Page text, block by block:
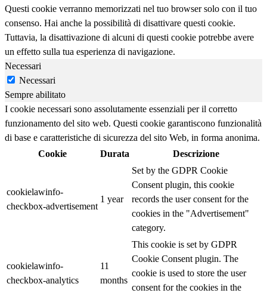
Questi cookie verranno memorizzati nel tuo browser solo con il tuo
consenso. Hai anche la possibilità di disattivare questi cookie.
Tuttavia, la disattivazione di alcuni di questi cookie potrebbe avere
un effetto sulla tua esperienza di navigazione.
Necessari
Necessari
Sempre abilitato
I cookie necessari sono assolutamente essenziali per il corretto
funzionamento del sito web. Questi cookie garantiscono funzionalità
di base e caratteristiche di sicurezza del sito Web, in forma anonima.
Cookie
Durata Descrizione
cookielawinfo-
checkbox-advertisement
1 year
Set by the GDPR Cookie
Consent plugin, this cookie
records the user consent for the
cookies in the "Advertisement"
category.
cookielawinfo-
checkbox-analytics
11
months
This cookie is set by GDPR
Cookie Consent plugin. The
cookie is used to store the user
consent for the cookies in the